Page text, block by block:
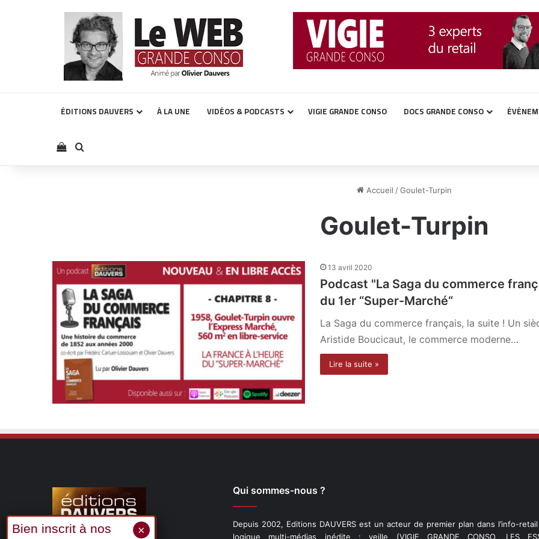
ÉDITIONS DAUVERS À LA UNE VIDÉOS & PODCASTS VIGIE GRANDE CONSO DOCS GRANDE CONSO
Voir votre panier
Rechercher
Accueil /Goulet-Turpin
Goulet-Turpin
13 avril 2020
Podcast "La Saga du commerce
du 1er “Super-Marché“
La Saga du commerce français, la suite ! Un
Aristide Boucicaut, le commerce moderne…
Lire la suite »
Qui sommes-nous ?
Depuis 2002, Editions DAUVERS est un acteur de premier plan dans l’info-
logique multi-médias inédite : veille (VIGIE GRANDE CONSO, LES